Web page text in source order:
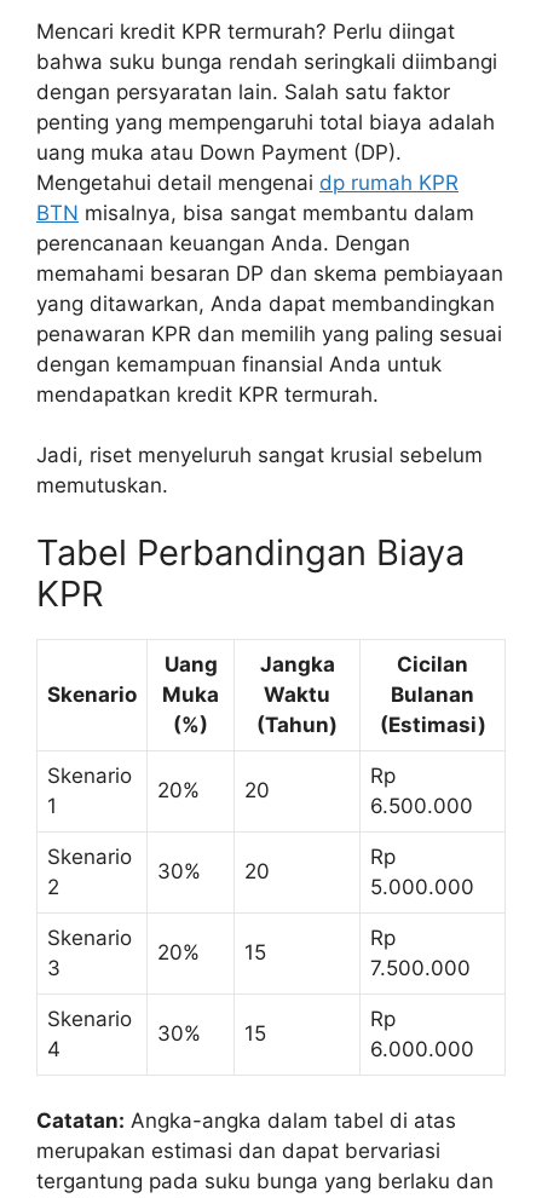
Mencari kredit KPR termurah? Perlu diingat
bahwa suku bunga rendah seringkali diimbangi
dengan persyaratan lain. Salah satu faktor
penting yang mempengaruhi total biaya adalah
uang muka atau Down Payment (DP).
Mengetahui detail mengenai dp rumah KPR
BTN misalnya, bisa sangat membantu dalam
perencanaan keuangan Anda. Dengan
memahami besaran DP dan skema pembiayaan
yang ditawarkan, Anda dapat membandingkan
penawaran KPR dan memilih yang paling sesuai
dengan kemampuan finansial Anda untuk
mendapatkan kredit KPR termurah.
Jadi, riset menyeluruh sangat krusial sebelum
memutuskan.
Tabel Perbandingan Biaya
KPR
Skenario
Uang
Muka
(%)
Jangka
Waktu
(Tahun)
Cicilan
Bulanan
(Estimasi)
Skenario
1
20% 20
Rp
6.500.000
Skenario
2
30% 20
Rp
5.000.000
Skenario
3
20% 15
Rp
7.500.000
Skenario
4
30% 15
Rp
6.000.000
Catatan: Angka-angka dalam tabel di atas
merupakan estimasi dan dapat bervariasi
tergantung pada suku bunga yang berlaku dan